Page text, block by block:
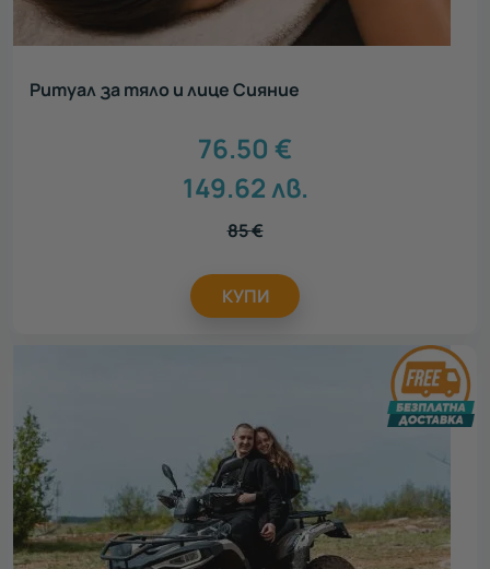
Ритуал за тяло и лице Сияние
76.50 €
149.62лв.
85€
КУПИ